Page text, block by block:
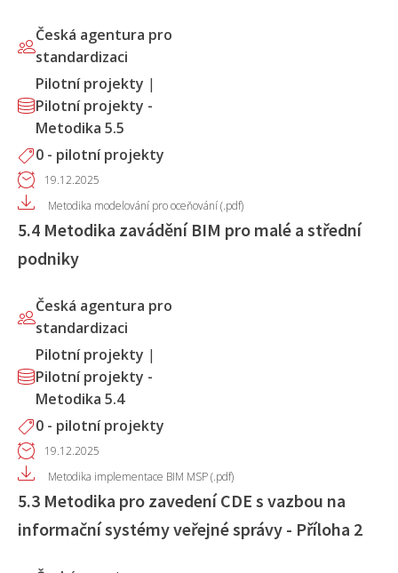
Česká agentura pro
standardizaci
Pilotní projekty |
Pilotní projekty -
Metodika 5.5
0 - pilotní projekty
19.12.2025
Metodika modelování pro oceňování (.pdf)
5.4 Metodika zavádění BIM pro malé a střední
podniky
Česká agentura pro
standardizaci
Pilotní projekty |
Pilotní projekty -
Metodika 5.4
0 - pilotní projekty
19.12.2025
Metodika implementace BIM MSP (.pdf)
5.3 Metodika pro zavedení CDE s vazbou na
informační systémy veřejné správy - Příloha 2